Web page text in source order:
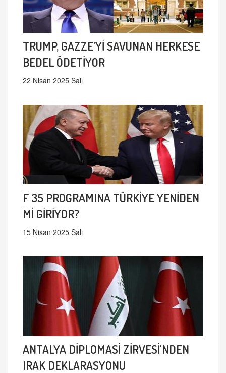
TRUMP, GAZZE'Yİ SAVUNAN HERKESE
BEDEL ÖDETİYOR
22 Nisan 2025 Salı
F 35 PROGRAMINA TÜRKİYE YENİDEN
Mİ GİRİYOR?
15 Nisan 2025 Salı
ANTALYA DİPLOMASİ ZİRVESİ'NDEN
IRAK DEKLARASYONU